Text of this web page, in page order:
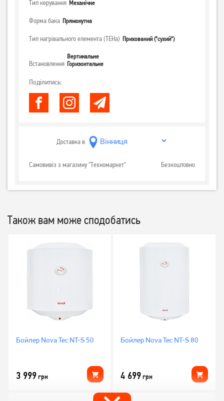
Тип керування Механічне
Форма бака Прямокутна
Тип нагрівального елемента (ТЕНа) Прихований ("сухий")
Встановлення
Вертикальне
Горизонтальне
Поділитись:
Доставка в
Самовивіз з магазину "Техномаркет" Безкоштовно
Також вам може сподобатись
Бойлер Nova Tec NT-S 50
3 999грн
Бойлер Nova Tec NT-S 80
4 699грн